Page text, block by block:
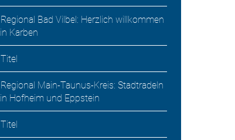
Regional Bad Vilbel: Herzlich willkommen
in Karben
Titel
Regional Main-Taunus-Kreis: Stadtradeln
in Hofheim und Eppstein
Titel